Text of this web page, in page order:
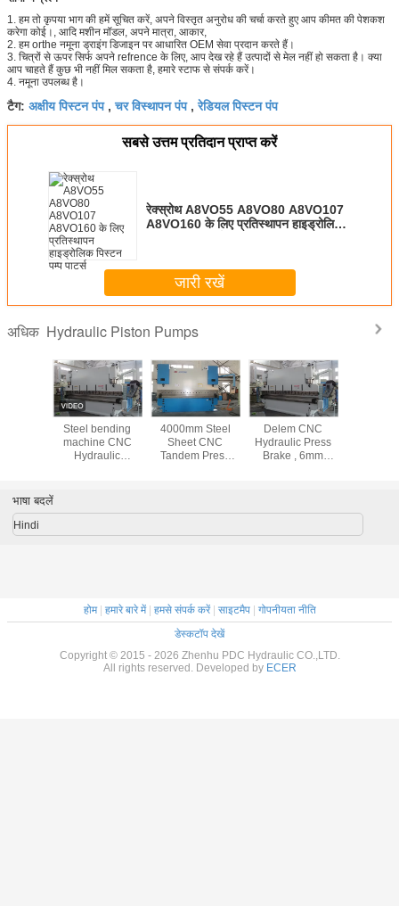
1. हम तो कृपया भाग की हमें सूचित करें, अपने विस्तृत अनुरोध की चर्चा करते हुए आप कीमत की पेशकश
करेगा कोई।, आदि मशीन मॉडल, अपने मात्रा, आकार,
2. हम orthe नमूना ड्राइंग डिजाइन पर आधारित OEM सेवा प्रदान करते हैं।
3. चित्रों से ऊपर सिर्फ अपने refrence के लिए, आप देख रहे हैं उत्पादों से मेल नहीं हो सकता है। क्या
आप चाहते हैं कुछ भी नहीं मिल सकता है, हमारे स्टाफ से संपर्क करें।
4. नमूना उपलब्ध है।
टैग: अक्षीय पिस्टन पंप,चर विस्थापन पंप,रेडियल पिस्टन पंप
सबसे उत्तम प्रतिदान प्राप्त करें
रेक्स्रोथ A8VO55 A8VO80 A8VO107
A8VO160 के लिए प्रतिस्थापन हाइड्रोलिक
जारी रखें
अधिक Hydraulic Piston Pumps
Steel bending
machine CNC
Hydraulic
4000mm Steel
Sheet CNC
Tandem Press
Delem CNC
Hydraulic Press
Brake , 6mm
भाषा बदलें
Hindi
होम| हमारे बारे में| हमसे संपर्क करें| साइटमैप| गोपनीयता नीति
डेस्कटॉप देखें
Copyright © 2015 - 2026 Zhenhu PDC Hydraulic CO.,LTD.
All rights reserved. Developed by ECER